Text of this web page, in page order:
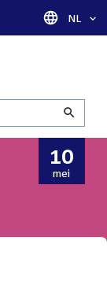
Taal
NL
10
mei
10
mei